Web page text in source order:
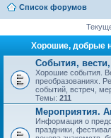
Список форумов
Хорошие, добрые
События,
Хорошие события.
преобразованиях.
событий, встреч,
Темы: 211
Мероприятия.
Информация о
праздники,